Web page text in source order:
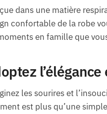
dans une matière
confortable de la robe
en famille que
les sourires et
est plus qu’une